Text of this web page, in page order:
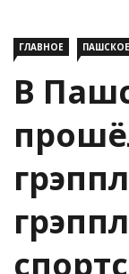
ГЛАВНОЕ
В